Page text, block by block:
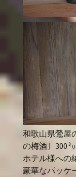
和歌山県鶯屋
の梅酒」300
ホテル様への
豪華なパッケ